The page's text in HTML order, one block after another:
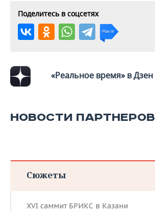
Поделитесь в соцсетях
«Реальное время» в Дзен
НОВОСТИ ПАРТНЕРОВ
Сюжеты
XVI саммит БРИКС в Казани